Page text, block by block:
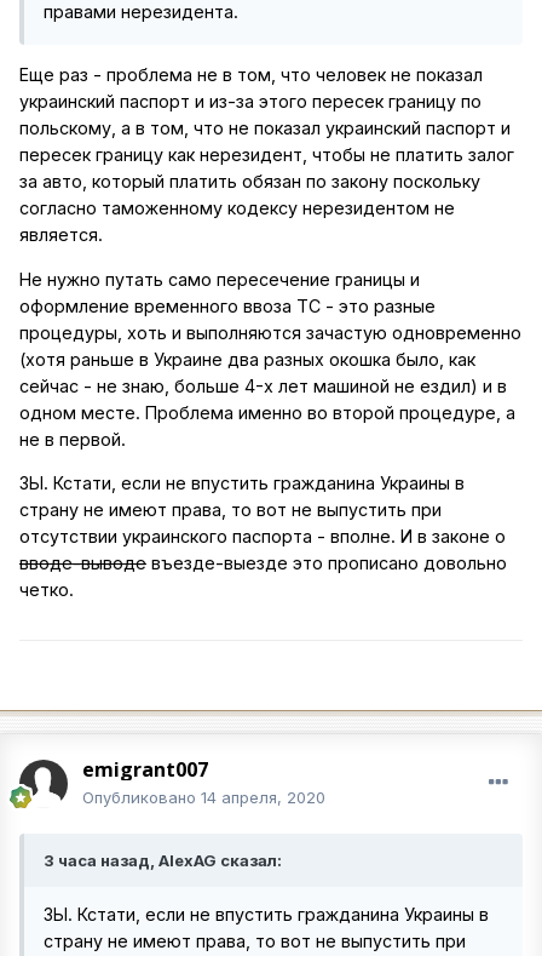
правами нерезидента.
Еще раз - проблема не в том, что человек не показал
украинский паспорт и из-за этого пересек границу по
польскому, а в том, что не показал украинский паспорт и
пересек границу как нерезидент, чтобы не платить залог
за авто, который платить обязан по закону поскольку
согласно таможенному кодексу нерезидентом не
является.
Не нужно путать само пересечение границы и
оформление временного ввоза ТС - это разные
процедуры, хоть и выполняются зачастую одновременно
(хотя раньше в Украине два разных окошка было, как
сейчас - не знаю, больше 4-х лет машиной не ездил) и в
одном месте. Проблема именно во второй процедуре, а
не в первой.
ЗЫ. Кстати, если не впустить гражданина Украины в
страну не имеют права, то вот не выпустить при
отсутствии украинского паспорта - вполне. И в законе о
вводе-выводе въезде-выезде это прописано довольно
четко.
emigrant007
Опубликовано 14 апреля, 2020
3 часа назад, AlexAG сказал:
ЗЫ. Кстати, если не впустить гражданина Украины в
страну не имеют права, то вот не выпустить при